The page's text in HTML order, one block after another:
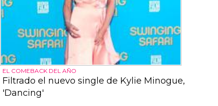
EL COMEBACK DEL AÑO
Filtrado el nuevo single de Kylie Minogue,
'Dancing'